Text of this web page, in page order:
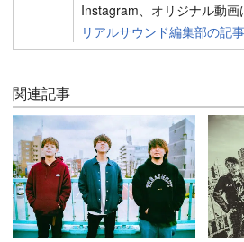
Instagram、オリジナル動画
リアルサウンド編集部の記
関連記事